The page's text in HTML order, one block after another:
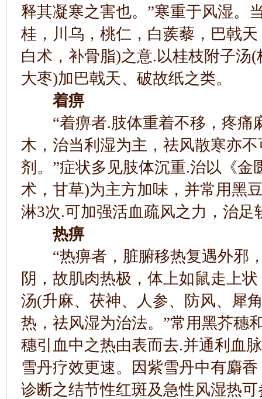
释其凝寒之害也。”寒重于风湿。
桂，川乌，桃仁，白蒺藜，巴戟
白术，补骨脂)之意.以桂枝附子汤
大枣)加巴戟天、破故纸之类。
着痹
“着痹者.肢体重着不移，疼痛
木，治当利湿为主，祛风散寒亦
剂。”症状多见肢体沉重.治以《
术，甘草)为主方加味，并常用黑
淋3次.可加强活血疏风之力，治足
热痹
“热痹者，脏腑移热复遇外邪
阴，故肌肉热极，体上如鼠走上
汤(升麻、茯神、人参、防风、犀
热，祛风湿为治法。”常用黑芥穗
穗引血中之热由表而去.并通利血
雪丹疗效更速。因紫雪丹中有麝
诊断之结节性红斑及急性风湿热